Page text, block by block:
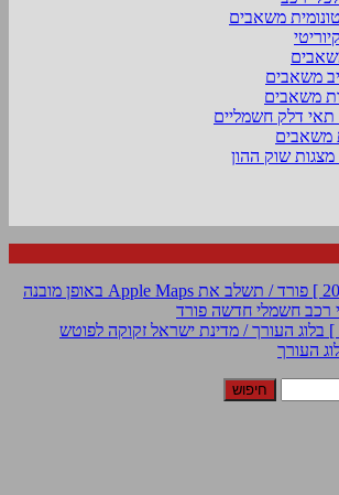
משאבים
משאבים
משאבים
דלק חשמליים
משאבים
שוק ההון
פורד / תשלב את Apple Maps באופן מובנה
רכב חשמלי חדשה פורד
בלוג העורך / מדינת ישראל זקוקה לפוטש
העורך